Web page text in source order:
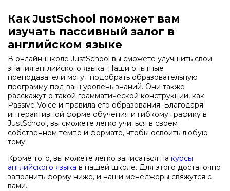
Как JustSchool поможет вам
изучать пассивный залог в
английском языке
В онлайн-школе JustSchool вы сможете улучшить свои
знания английского языка. Наши опытные
преподаватели могут подобрать образовательную
программу под ваш уровень знаний. Они также
расскажут о такой грамматической конструкции, как
Passive Voice и правила его образования. Благодаря
интерактивной форме обучения и гибкому графику в
JustSchool, вы сможете легко учиться в своем
собственном темпе и формате, чтобы освоить любую
тему.
Кроме того, вы можете легко записаться на курсы
английского языка в нашей школе. Для этого достаточно
заполнить форму ниже, и наши менеджеры свяжутся с
вами.